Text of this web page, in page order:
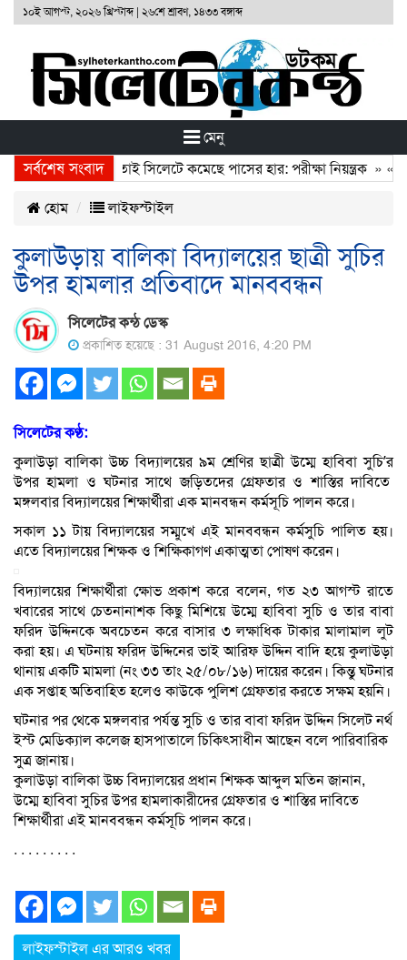
১০ই আগস্ট, ২০২৬ খ্রিস্টাব্দ| ২৬শে শ্রাবণ, ১৪৩৩ বঙ্গাব্দ
মেনু
সর্বশেষ সংবাদ
ও ক্লিয়ার’ পরীক্ষা, তাই সিলেটে কমেছে পাসের হার: পরীক্ষা নিয়ন্ত্রক» «
হোম লাইফস্টাইল
কুলাউড়ায় বালিকা বিদ্যালয়ের ছাত্রী সুচির
উপর হামলার প্রতিবাদে মানববন্ধন
সিলেটের কন্ঠ ডেস্ক
প্রকাশিত হয়েছে : 31 August 2016, 4:20 PM
সিলেটের কণ্ঠ:
কুলাউড়া বালিকা উচ্চ বিদ্যালয়ের ৯ম শ্রেণির ছাত্রী উম্মে হাবিবা সুচি’র
উপর হামলা ও ঘটনার সাথে জড়িতদের গ্রেফতার ও শাস্তির দাবিতে
মঙ্গলবার বিদ্যালয়ের শিক্ষার্থীরা এক মানবন্ধন কর্মসূচি পালন করে।
সকাল ১১ টায় বিদ্যালয়ের সম্মুখে এ্ই মানববন্ধন কর্মসুচি পালিত হয়।
এতে বিদ্যালয়ের শিক্ষক ও শিক্ষিকাগণ একাত্মতা পোষণ করেন।
বিদ্যালয়ের শিক্ষার্থীরা ক্ষোভ প্রকাশ করে বলেন, গত ২৩ আগস্ট রাতে
খবারের সাথে চেতনানাশক কিছু মিশিয়ে উম্মে হাবিবা সুচি ও তার বাবা
ফরিদ উদ্দিনকে অবচেতন করে বাসার ৩ লক্ষাধিক টাকার মালামাল লুট
করা হয়। এ ঘটনায় ফরিদ উদ্দিনের ভাই আরিফ উদ্দিন বাদি হয়ে কুলাউড়া
থানায় একটি মামলা (নং ৩৩ তাং ২৫/০৮/১৬) দায়ের করেন। কিন্তু ঘটনার
এক সপ্তাহ অতিবাহিত হলেও কাউকে পুলিশ গ্রেফতার করতে সক্ষম হয়নি।
ঘটনার পর থেকে মঙ্গলবার পর্যন্ত সুচি ও তার বাবা ফরিদ উদ্দিন সিলেট নর্থ
ইস্ট মেডিক্যাল কলেজ হাসপাতালে চিকিৎসাধীন আছেন বলে পারিবারিক
সুত্র জানায়।
কুলাউড়া বালিকা উচ্চ বিদ্যালয়ের প্রধান শিক্ষক আব্দুল মতিন জানান,
উম্মে হাবিবা সুচির উপর হামলাকারীদের গ্রেফতার ও শাস্তির দাবিতে
শিক্ষার্থীরা এই মানববন্ধন কর্মসূচি পালন করে।
. . . . . . . . .
লাইফস্টাইল এর আরও খবর